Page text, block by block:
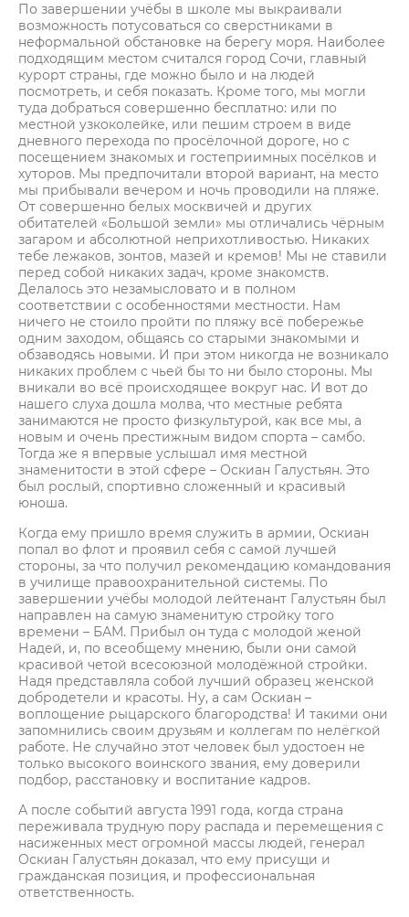
По завершении учёбы в школе мы выкраивали
возможность потусоваться со сверстниками в
неформальной обстановке на берегу моря. Наиболее
подходящим местом считался город Сочи, главный
курорт страны, где можно было и на людей
посмотреть, и себя показать. Кроме того, мы могли
туда добраться совершенно бесплатно: или по
местной узкоколейке, или пешим строем в виде
дневного перехода по просёлочной дороге, но с
посещением знакомых и гостеприимных посёлков и
хуторов. Мы предпочитали второй вариант, на место
мы прибывали вечером и ночь проводили на пляже.
От совершенно белых москвичей и других
обитателей «Большой земли» мы отличались чёрным
загаром и абсолютной неприхотливостью. Никаких
тебе лежаков, зонтов, мазей и кремов! Мы не ставили
перед собой никаких задач, кроме знакомств.
Делалось это незамысловато и в полном
соответствии с особенностями местности. Нам
ничего не стоило пройти по пляжу всё побережье
одним заходом, общаясь со старыми знакомыми и
обзаводясь новыми. И при этом никогда не возникало
никаких проблем с чьей бы то ни было стороны. Мы
вникали во всё происходящее вокруг нас. И вот до
нашего слуха дошла молва, что местные ребята
занимаются не просто физкультурой, как все мы, а
новым и очень престижным видом спорта – самбо.
Тогда же я впервые услышал имя местной
знаменитости в этой сфере – Оскиан Галустьян. Это
был рослый, спортивно сложенный и красивый
юноша.
Когда ему пришло время служить в армии, Оскиан
попал во флот и проявил себя с самой лучшей
стороны, за что получил рекомендацию командования
в училище правоохранительной системы. По
завершении учёбы молодой лейтенант Галустьян был
направлен на самую знаменитую стройку того
времени – БАМ. Прибыл он туда с молодой женой
Надей, и, по всеобщему мнению, были они самой
красивой четой всесоюзной молодёжной стройки.
Надя представляла собой лучший образец женской
добродетели и красоты. Ну, а сам Оскиан –
воплощение рыцарского благородства! И такими они
запомнились своим друзьям и коллегам по нелёгкой
работе. Не случайно этот человек был удостоен не
только высокого воинского звания, ему доверили
подбор, расстановку и воспитание кадров.
А после событий августа 1991 года, когда страна
переживала трудную пору распада и перемещения с
насиженных мест огромной массы людей, генерал
Оскиан Галустьян доказал, что ему присущи и
гражданская позиция, и профессиональная
ответственность.